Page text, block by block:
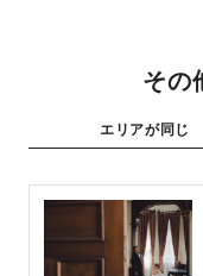
その
エリアが同じ